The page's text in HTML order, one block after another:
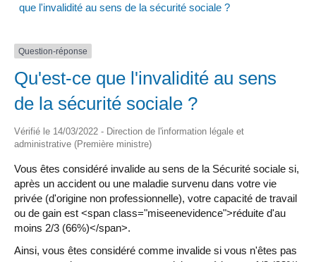
que l'invalidité au sens de la sécurité sociale ?
Question-réponse
Qu'est-ce que l'invalidité au sens
de la sécurité sociale ?
Vérifié le 14/03/2022 - Direction de l'information légale et
administrative (Première ministre)
Vous êtes considéré invalide au sens de la Sécurité sociale si,
après un accident ou une maladie survenu dans votre vie
privée (d'origine non professionnelle), votre capacité de travail
ou de gain est <span class="miseenevidence">réduite d'au
moins 2/3 (66%)</span>.
Ainsi, vous êtes considéré comme invalide si vous n'êtes pas